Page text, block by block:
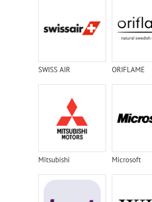
SWISS AIR ORIFLAME
Mitsubishi Microsoft